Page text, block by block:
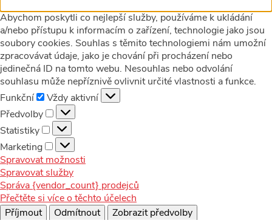
Abychom poskytli co nejlepší služby, používáme k ukládání
a/nebo přístupu k informacím o zařízení, technologie jako jsou
soubory cookies. Souhlas s těmito technologiemi nám umožní
zpracovávat údaje, jako je chování při procházení nebo
jedinečná ID na tomto webu. Nesouhlas nebo odvolání
souhlasu může nepříznivě ovlivnit určité vlastnosti a funkce.
Funkční
Funkční
Vždy aktivní
Předvolby
Předvolby
Statistiky
Statistiky
Marketing
Marketing
Spravovat možnosti
Spravovat služby
Správa {vendor_count} prodejců
Přečtěte si více o těchto účelech
Příjmout
Odmítnout
Zobrazit předvolby